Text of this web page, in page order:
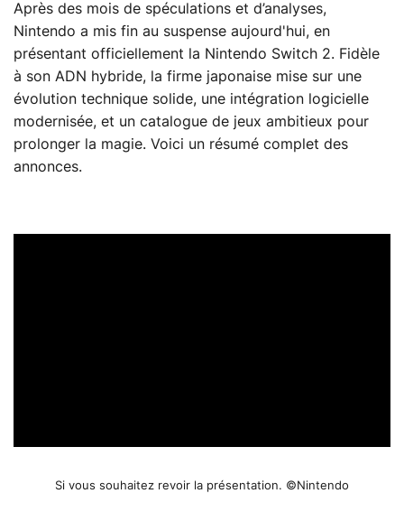
Après des mois de spéculations et d’analyses,
Nintendo a mis fin au suspense aujourd'hui, en
présentant officiellement la Nintendo Switch 2. Fidèle
à son ADN hybride, la firme japonaise mise sur une
évolution technique solide, une intégration logicielle
modernisée, et un catalogue de jeux ambitieux pour
prolonger la magie. Voici un résumé complet des
annonces.
Si vous souhaitez revoir la présentation. ©Nintendo